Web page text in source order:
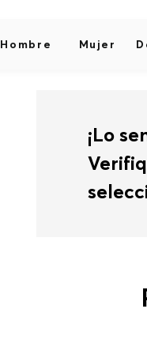
Hombre Mujer
¡Lo